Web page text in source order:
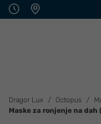
Dragor Lux Octopus
Maske za ronjenje na dah